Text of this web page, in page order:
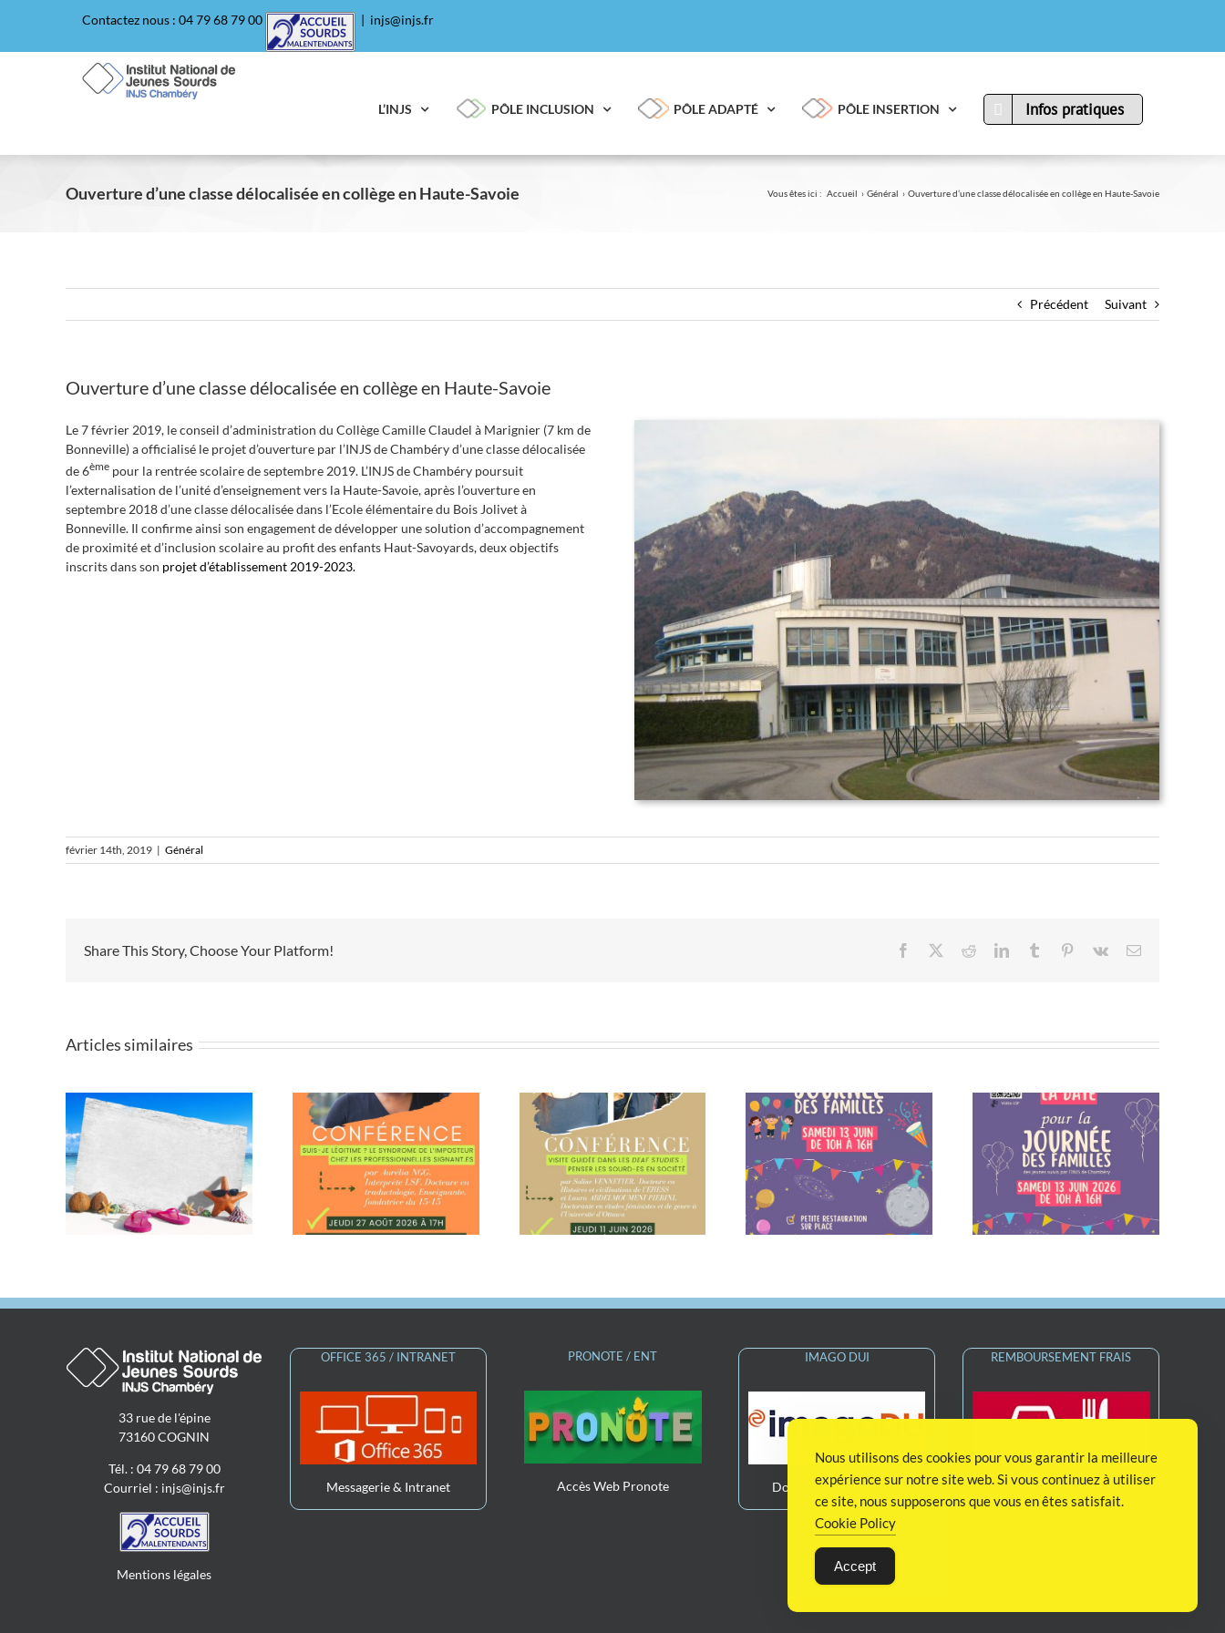
Contactez nous : 04 79 68 79 00 | injs@injs.fr
L’INJS PÔLE INCLUSION PÔLE ADAPTÉ PÔLE INSERTION Infos pratiques
Ouverture d’une classe délocalisée en collège en Haute-Savoie Vous êtes ici : Accueil Général Ouverture d’une classe délocalisée en collège en Haute-Savoie
Précédent Suivant
Ouverture d’une classe délocalisée en collège en Haute-Savoie
Le 7 février 2019, le conseil d’administration du Collège Camille Claudel à Marignier (7 km de
Bonneville) a officialisé le projet d’ouverture par l’INJS de Chambéry d’une classe délocalisée
de 6ème pour la rentrée scolaire de septembre 2019. L’INJS de Chambéry poursuit
l’externalisation de l’unité d’enseignement vers la Haute-Savoie, après l’ouverture en
septembre 2018 d’une classe délocalisée dans l’Ecole élémentaire du Bois Jolivet à
Bonneville. Il confirme ainsi son engagement de développer une solution d’accompagnement
de proximité et d’inclusion scolaire au profit des enfants Haut-Savoyards, deux objectifs
inscrits dans son projet d’établissement 2019-2023.
février 14th, 2019 | Général
Share This Story, Choose Your Platform! Facebook RedditLinkedInTumblr Pinterest
Vk Email
Articles similaires
Conférence « Suis-je
légitime ? Le syndrome
de l’imposteur chez les
professionnel.les
signant.es »
Conférence Visite
guidée dans les Deaf
studies : penser les
sourd.es en société
Journée des familles,
samedi 13 juin
Notez la date dans vos
agendas – Samedi 13
juin 2026
Fermeture estivale de
l’institut
33 rue de l'épine
73160 COGNIN
Tél. : 04 79 68 79 00
Courriel : injs@injs.fr
Mentions légales
OFFICE 365 / INTRANET
Messagerie & Intranet
PRONOTE / ENT
Accès Web Pronote
IMAGO DUI
Dossier Unique Usager
REMBOURSEMENT FRAIS
Remboursement Frais
Nous utilisons des cookies pour vous garantir la meilleure
expérience sur notre site web. Si vous continuez à utiliser
ce site, nous supposerons que vous en êtes satisfait.
Cookie Policy
Accept